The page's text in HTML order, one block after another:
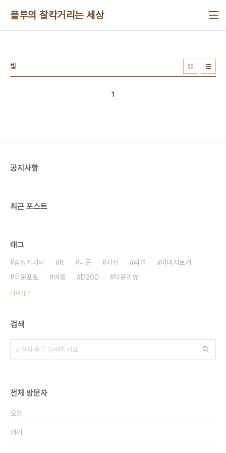
플투의 찰칵거리는 세상
빛
1
공지사항
최근 포스트
태그
삼성카메라 It 니콘 사진 리뷰
이미지로거
타운포토
여행 D200 타운리뷰
더보기
검색
전체 방문자
오늘
어제